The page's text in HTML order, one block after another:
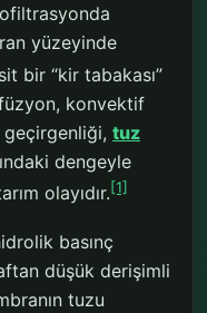
yüzeyinde
bir “kir tabakası”
konvektif
geçirgenliği, tuz
dengeyle
olayıdır.[1]
basınç
düşük derişimli
tuzu